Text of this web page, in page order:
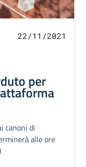
22/11/2021
per
canoni di
alle ore